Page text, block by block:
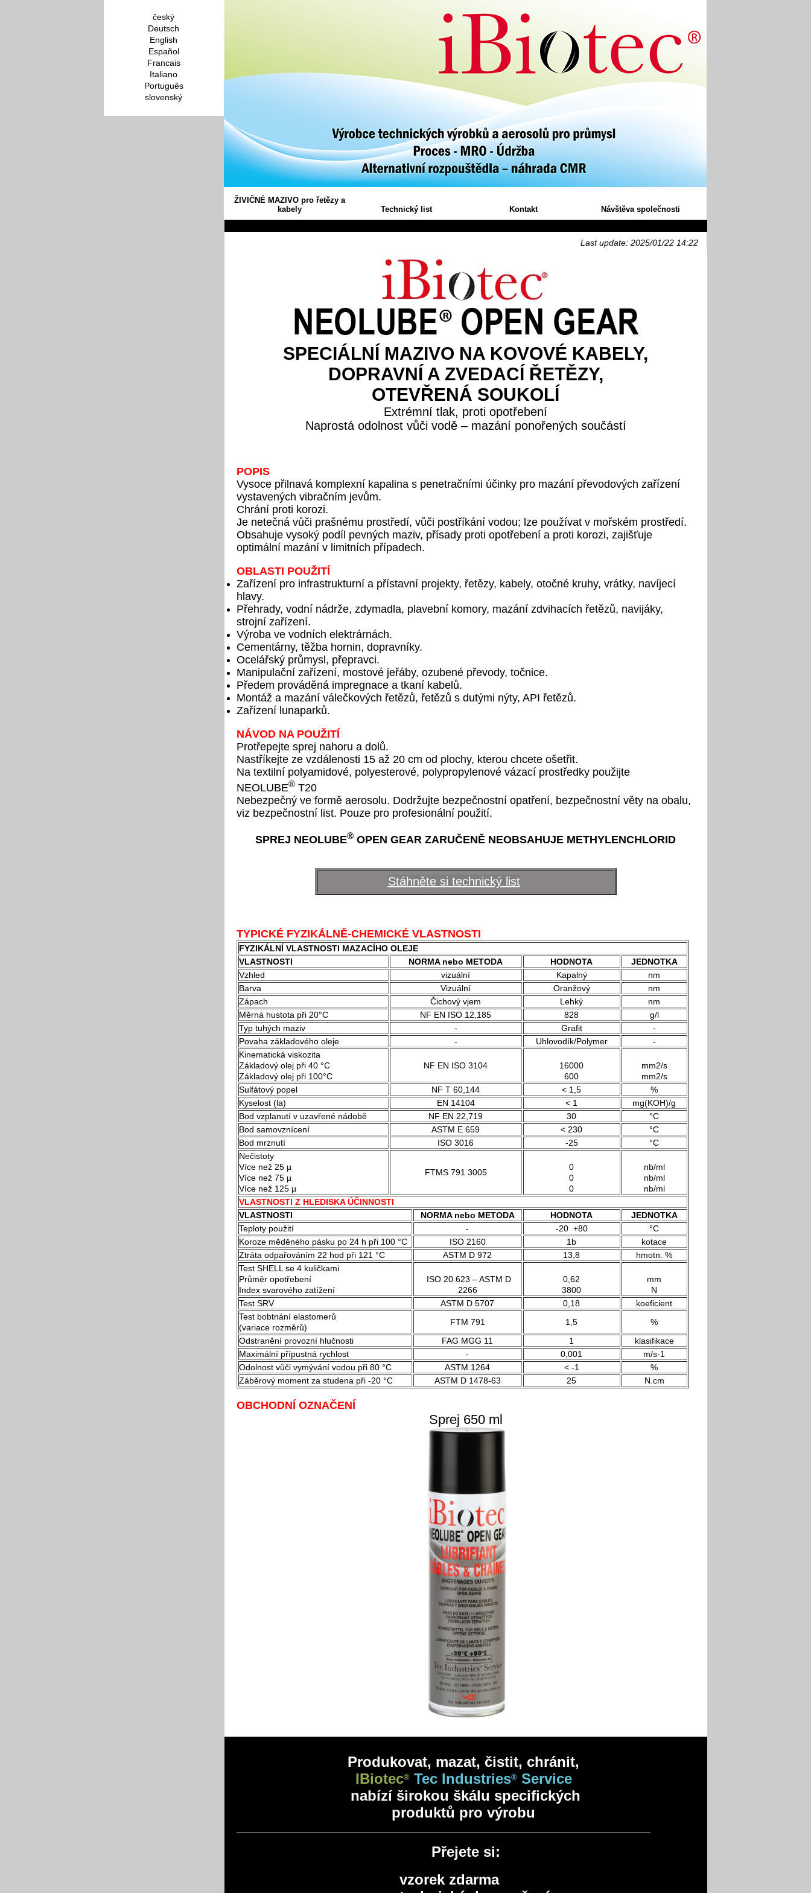
český
Deutsch
English
Español
Francais
Italiano
Português
slovenský
ŽIVIČNÉ MAZIVO pro řetězy a
kabely
Technický list Kontakt Návštěva společnosti
Last update: 2025/01/22 14:22
SPECIÁLNÍ MAZIVO NA KOVOVÉ KABELY,
DOPRAVNÍ A ZVEDACÍ ŘETĚZY,
OTEVŘENÁ SOUKOLÍ
Extrémní tlak, proti opotřebení
Naprostá odolnost vůči vodě – mazání ponořených součástí
POPIS
Vysoce přilnavá komplexní kapalina s penetračními účinky pro mazání převodových zařízení
vystavených vibračním jevům.
Chrání proti korozi.
Je netečná vůči prašnému prostředí, vůči postříkání vodou; lze používat v mořském prostředí.
Obsahuje vysoký podíl pevných maziv, přísady proti opotřebení a proti korozi, zajišťuje
optimální mazání v limitních případech.
OBLASTI POUŽITÍ
Zařízení pro infrastrukturní a přístavní projekty, řetězy, kabely, otočné kruhy, vrátky, navíjecí
hlavy.
Přehrady, vodní nádrže, zdymadla, plavební komory, mazání zdvihacích řetězů, navijáky,
strojní zařízení.
Výroba ve vodních elektrárnách.
Cementárny, těžba hornin, dopravníky.
Ocelářský průmysl, přepravci.
Manipulační zařízení, mostové jeřáby, ozubené převody, točnice.
Předem prováděná impregnace a tkaní kabelů.
Montáž a mazání válečkových řetězů, řetězů s dutými nýty, API řetězů.
Zařízení lunaparků.
NÁVOD NA POUŽITÍ
Protřepejte sprej nahoru a dolů.
Nastříkejte ze vzdálenosti 15 až 20 cm od plochy, kterou chcete ošetřit.
Na textilní polyamidové, polyesterové, polypropylenové vázací prostředky použijte
NEOLUBE®T20
Nebezpečný ve formě aerosolu. Dodržujte bezpečnostní opatření, bezpečnostní věty na obalu,
viz bezpečnostní list. Pouze pro profesionální použití.
SPREJ NEOLUBE® OPEN GEAR ZARUČENĚ NEOBSAHUJE METHYLENCHLORID
Stáhněte si technický list
TYPICKÉ FYZIKÁLNĚ-CHEMICKÉ VLASTNOSTI
FYZIKÁLNÍ VLASTNOSTI MAZACÍHO OLEJE
VLASTNOSTI
NORMA nebo METODA HODNOTA
JEDNOTKA
Vzhled
vizuální Kapalný
nm
Barva
Vizuální Oranžový
nm
Zápach
Čichový vjem Lehký
nm
Měrná hustota při 20°C
NF EN ISO 12,185 828
g/l
Typ tuhých maziv
- Grafit
-
Povaha základového oleje
- Uhlovodík/Polymer
-
Kinematická viskozita
Základový olej při 40 °C
Základový olej při 100°C
NF EN ISO 3104
16000
600
mm2/s
mm2/s
Sulfátový popel
NF T 60,144 < 1,5
%
Kyselost (la)
EN 14104 < 1
mg(KOH)/g
Bod vzplanutí v uzavřené nádobě
NF EN 22,719 30
°C
Bod samovznícení
ASTM E 659 < 230
°C
Bod mrznutí
ISO 3016 -25
°C
Nečistoty
Více než 25 µ
Více než 75 µ
Více než 125 µ
FTMS 791 3005
0
0
0
nb/ml
nb/ml
nb/ml
VLASTNOSTI Z HLEDISKA ÚČINNOSTI
VLASTNOSTI
NORMA nebo METODA HODNOTA
JEDNOTKA
Teploty použití
- -20 +80
°C
Koroze měděného pásku po 24 h při 100 °C
ISO 2160 1b
kotace
Ztráta odpařováním 22 hod při 121 °C
ASTM D 972 13,8
hmotn. %
Test SHELL se 4 kuličkami
Průměr opotřebení
Index svarového zatížení
ISO 20.623 – ASTM D
2266
0,62
3800
mm
N
Test SRV
ASTM D 5707 0,18
koeficient
Test bobtnání elastomerů
(variace rozměrů)
FTM 791 1,5
%
Odstranění provozní hlučnosti
FAG MGG 11 1
klasifikace
Maximální přípustná rychlost
- 0,001
m/s-1
Odolnost vůči vymývání vodou při 80 °C
ASTM 1264 < -1
%
Záběrový moment za studena při -20 °C
ASTM D 1478-63 25 N.cm
OBCHODNÍ OZNAČENÍ
Sprej 650 ml
Produkovat, mazat, čistit, chránit,
IBiotec®Tec Industries®Service
nabízí širokou škálu specifických
produktů pro výrobu
Přejete si:
vzorek zdarma